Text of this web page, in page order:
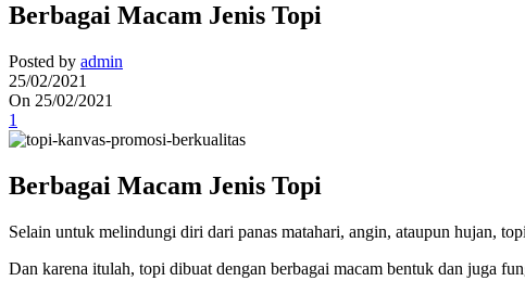
Berbagai Macam Jenis Topi
Posted by admin
25/02/2021
On 25/02/2021
1
Berbagai Macam Jenis Topi
Selain untuk melindungi diri dari panas matahari, angin, ataupun hujan,
Dan karena itulah, topi dibuat dengan berbagai macam bentuk dan juga